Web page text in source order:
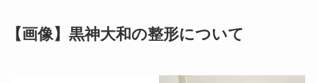
【画像】黒神大和の整形について